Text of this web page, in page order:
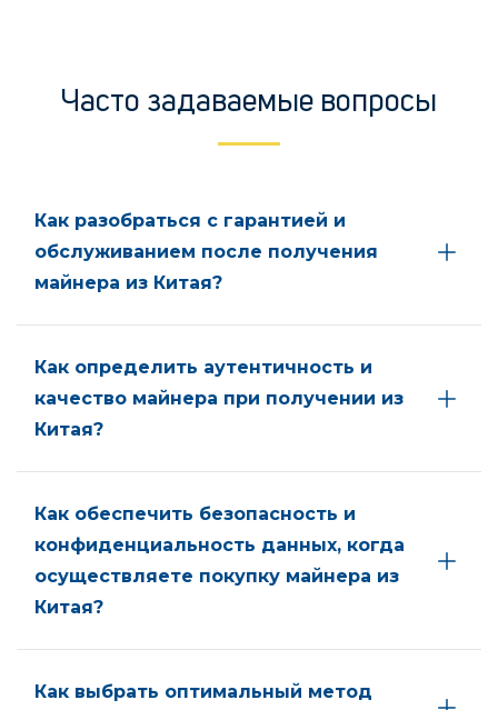
Часто задаваемые вопросы
Как разобраться с гарантией и
обслуживанием после получения
майнера из Китая?
Как определить аутентичность и
качество майнера при получении из
Китая?
Как обеспечить безопасность и
конфиденциальность данных, когда
осуществляете покупку майнера из
Китая?
Как выбрать оптимальный метод